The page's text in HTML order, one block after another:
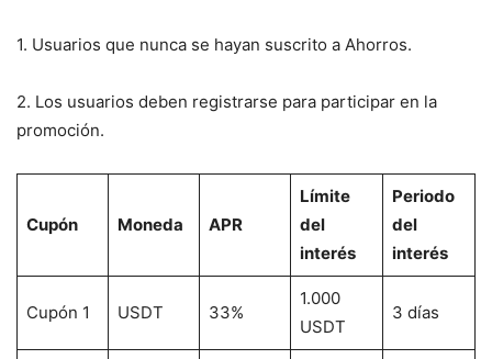
1. Usuarios que nunca se hayan suscrito a Ahorros.
2. Los usuarios deben registrarse para participar en la
promoción.
Cupón Moneda APR
Límite
del
interés
Periodo
del
interés
Cupón 1 USDT 33%
1.000
USDT
3 días